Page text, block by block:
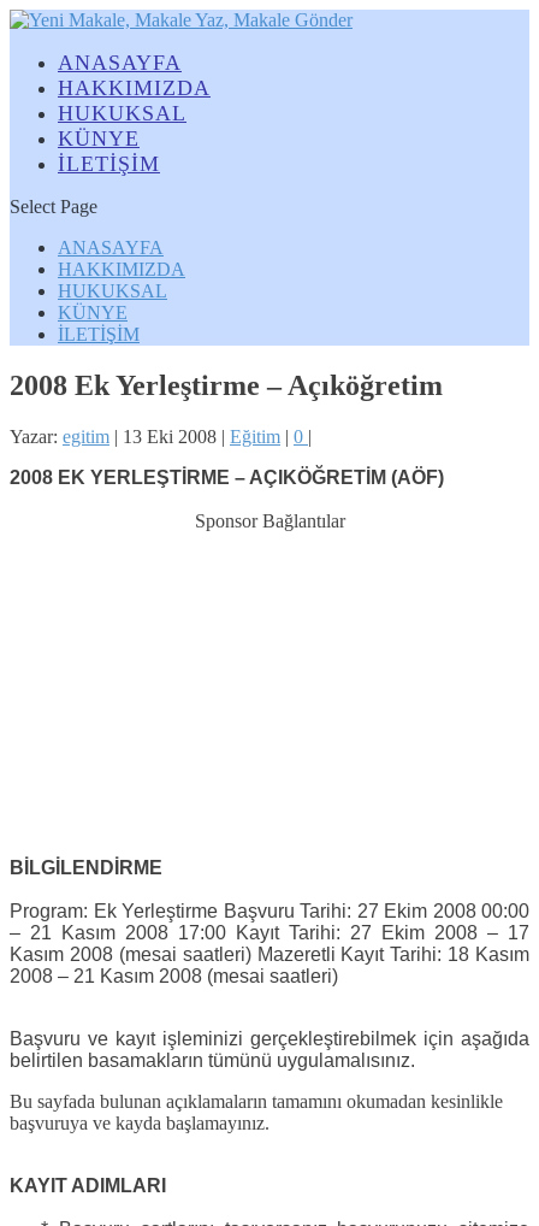
ANASAYFA
HAKKIMIZDA
HUKUKSAL
KÜNYE
İLETİŞİM
Select Page
ANASAYFA
HAKKIMIZDA
HUKUKSAL
KÜNYE
İLETİŞİM
2008 Ek Yerleştirme – Açıköğretim
Yazar: egitim | 13 Eki 2008 | Eğitim | 0 |
2008 EK YERLEŞTİRME – AÇIKÖĞRETİM (AÖF)
Sponsor Bağlantılar
BİLGİLENDİRME
Program: Ek Yerleştirme Başvuru Tarihi: 27 Ekim 2008 00:00
– 21 Kasım 2008 17:00 Kayıt Tarihi: 27 Ekim 2008 – 17
Kasım 2008 (mesai saatleri) Mazeretli Kayıt Tarihi: 18 Kasım
2008 – 21 Kasım 2008 (mesai saatleri)
Başvuru ve kayıt işleminizi gerçekleştirebilmek için aşağıda
belirtilen basamakların tümünü uygulamalısınız.
Bu sayfada bulunan açıklamaların tamamını okumadan kesinlikle
başvuruya ve kayda başlamayınız.
KAYIT ADIMLARI